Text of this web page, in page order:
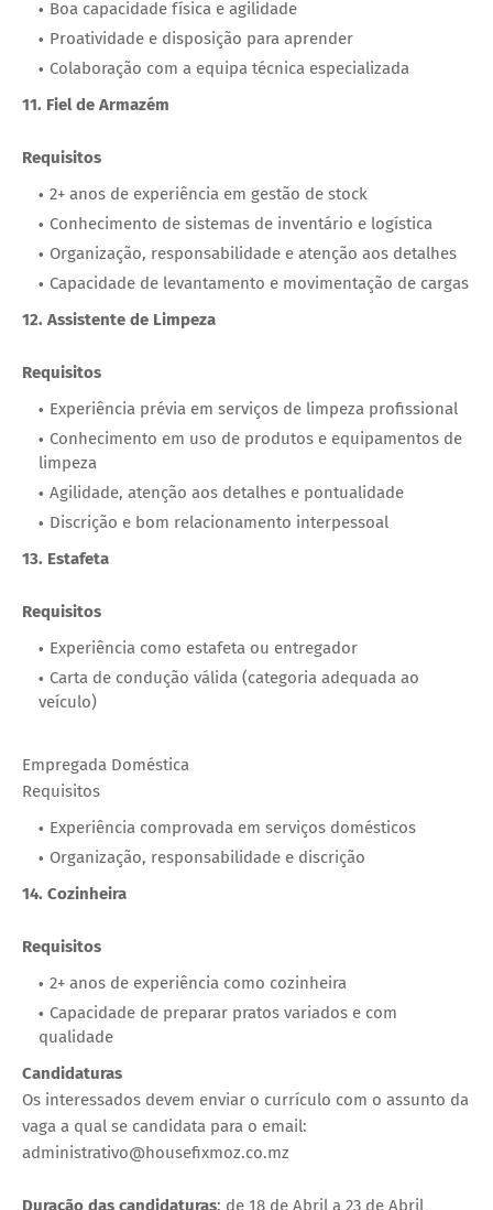
Boa capacidade física e agilidade
Proatividade e disposição para aprender
Colaboração com a equipa técnica especializada
11. Fiel de Armazém
Requisitos
2+ anos de experiência em gestão de stock
Conhecimento de sistemas de inventário e logística
Organização, responsabilidade e atenção aos detalhes
Capacidade de levantamento e movimentação de cargas
12. Assistente de Limpeza
Requisitos
Experiência prévia em serviços de limpeza profissional
Conhecimento em uso de produtos e equipamentos de
limpeza
Agilidade, atenção aos detalhes e pontualidade
Discrição e bom relacionamento interpessoal
13. Estafeta
Requisitos
Experiência como estafeta ou entregador
Carta de condução válida (categoria adequada ao
veículo)
Empregada Doméstica
Requisitos
Experiência comprovada em serviços domésticos
Organização, responsabilidade e discrição
14. Cozinheira
Requisitos
2+ anos de experiência como cozinheira
Capacidade de preparar pratos variados e com
qualidade
Candidaturas
Os interessados devem enviar o currículo com o assunto da
vaga a qual se candidata para o email:
administrativo@housefixmoz.co.mz
Duração das candidaturas: de 18 de Abril a 23 de Abril